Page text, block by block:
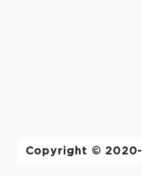
Copyright ©